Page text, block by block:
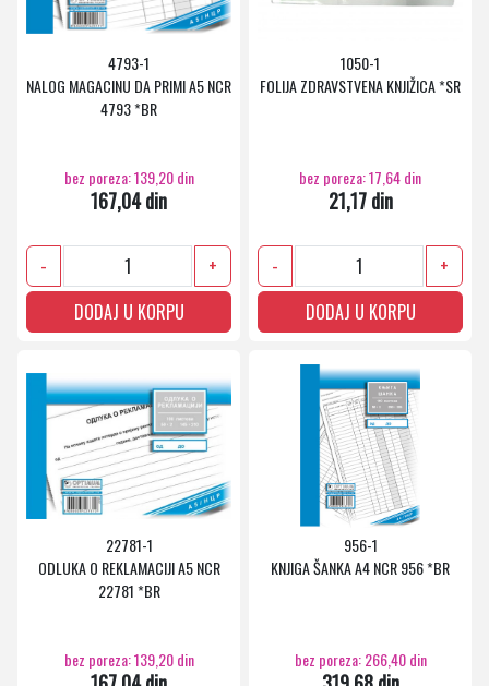
4793-1
NALOG MAGACINU DA PRIMI A5 NCR
4793 *BR
bez poreza: 139,20 din
167,04 din
-
+
DODAJ U KORPU
1050-1
FOLIJA ZDRAVSTVENA KNJIŽICA *SR
bez poreza: 17,64 din
21,17 din
-
+
DODAJ U KORPU
22781-1
ODLUKA O REKLAMACIJI A5 NCR
22781 *BR
bez poreza: 139,20 din
956-1
KNJIGA ŠANKA A4 NCR 956 *BR
bez poreza: 266,40 din